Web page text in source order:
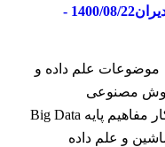
1400/08/22 -
موضوعات علم داده و
هوش مصنوعی
رویکردهای تحلیلی کسب و کار مفاهیم پایه Big Data
و علم داده